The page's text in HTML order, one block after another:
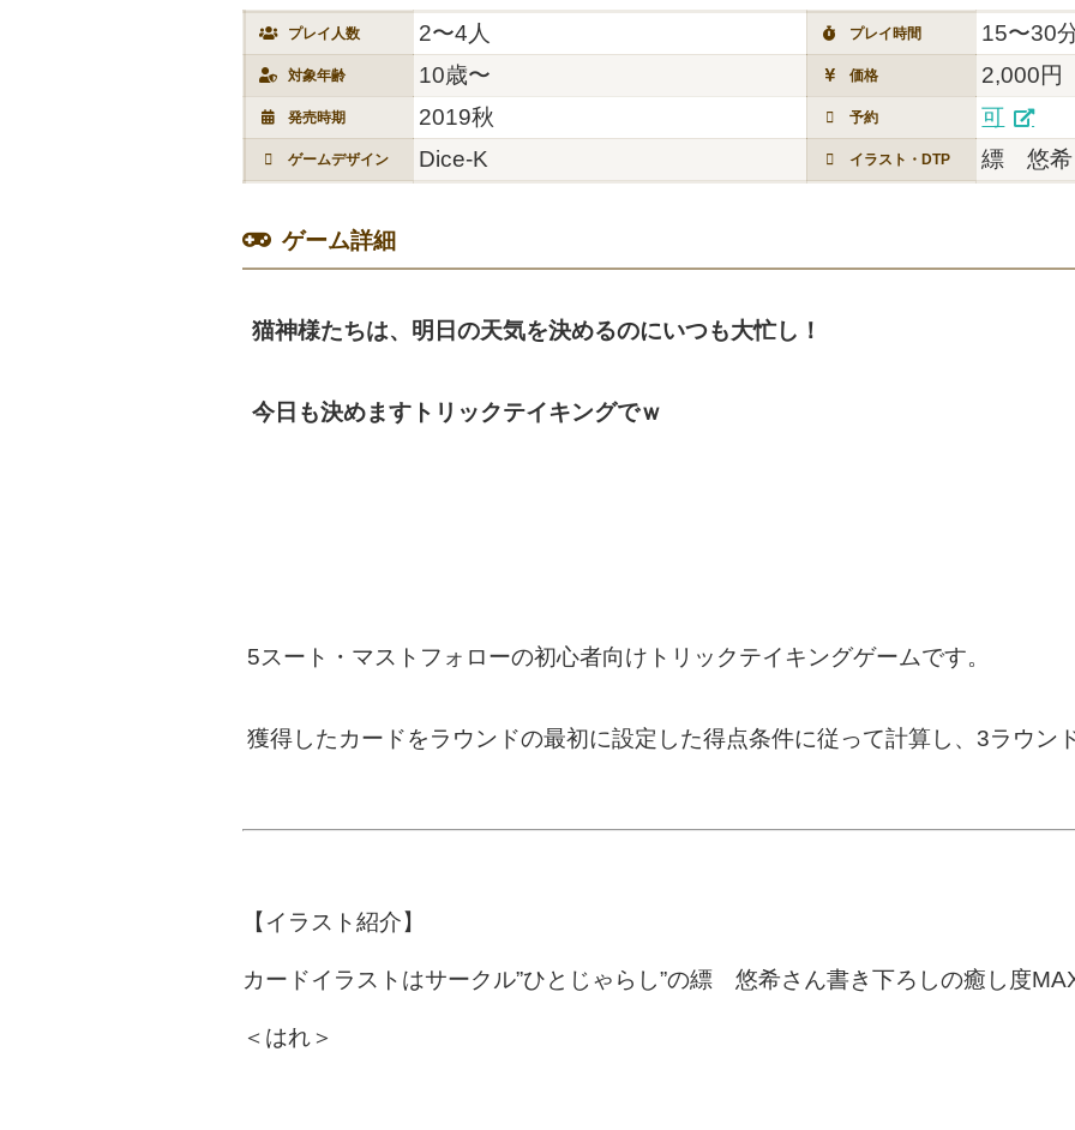
プレイ人数 2〜4人 プレイ時間 15〜30
対象年齢 10歳〜 価格 2,000円
発売時期 2019秋 予約 可
ゲームデザイン Dice-K イラスト・DTP 縹 悠希
ゲーム詳細
猫神様たちは、明日の天気を決めるのにいつも大忙し！
今日も決めますトリックテイキングでｗ
5スート・マストフォローの初心者向けトリックテイキングゲームです。
獲得したカードをラウンドの最初に設定した得点条件に従って計算し、3ラウン
【イラスト紹介】
カードイラストはサークル”ひとじゃらし”の縹 悠希さん書き下ろしの癒し度
＜はれ＞